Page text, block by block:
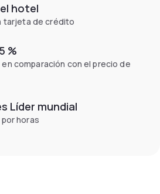
hotel
tarjeta de crédito
%
comparación con el precio de
Líder mundial
horas